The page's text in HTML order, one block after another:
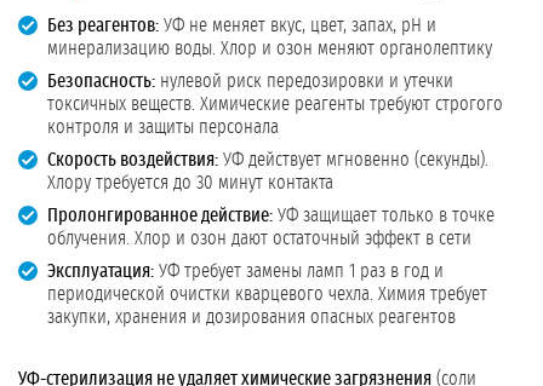
Без реагентов: УФ не меняет вкус, цвет, запах, pH и
минерализацию воды. Хлор и озон меняют органолептику
Безопасность: нулевой риск передозировки и утечки
токсичных веществ. Химические реагенты требуют строгого
контроля и защиты персонала
Скорость воздействия: УФ действует мгновенно (секунды).
Хлору требуется до 30 минут контакта
Пролонгированное действие: УФ защищает только в точке
облучения. Хлор и озон дают остаточный эффект в сети
Эксплуатация: УФ требует замены ламп 1 раз в год и
периодической очистки кварцевого чехла. Химия требует
закупки, хранения и дозирования опасных реагентов
УФ-стерилизация не удаляет химические загрязнения (соли